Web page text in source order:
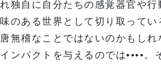
れ独自に自分たちの感覚器官や
味のある世界として切り取って
唐無稽なことではないのかもし
インパクトを与えるのでは••••。